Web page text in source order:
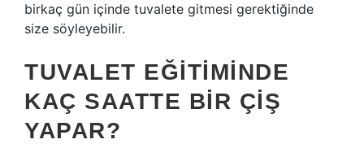
birkaç gün içinde tuvalete gitmesi gerektiğinde
size söyleyebilir.
TUVALET EĞITIMINDE
KAÇ SAATTE BIR ÇIŞ
YAPAR?